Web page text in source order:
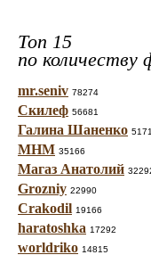
Топ 15
по
mr.seniv 78274
Скилеф 56681
Галина Шаненко
МНМ 35166
Магаз Анатолий
Grozniy 22990
Crakodil 19166
haratoshka 17292
worldriko 14815